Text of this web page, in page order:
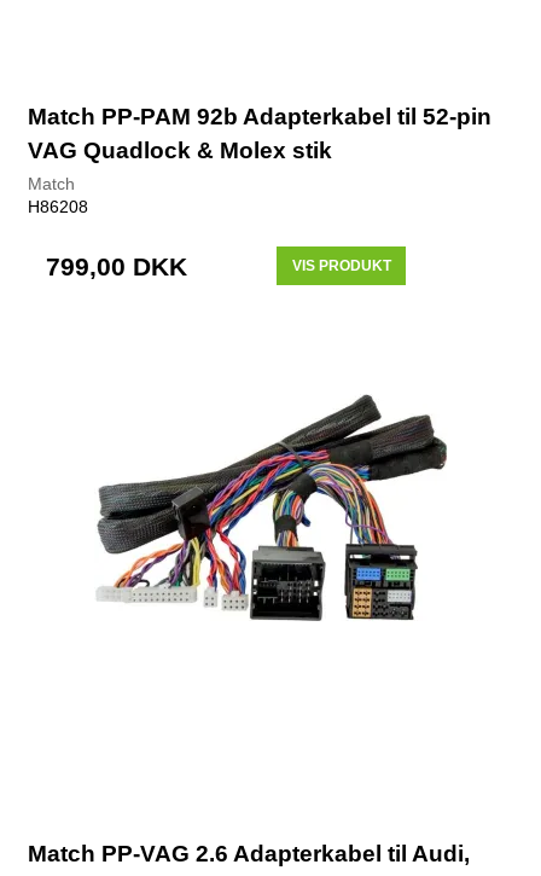
Match PP-PAM 92b Adapterkabel til 52-pin
VAG Quadlock & Molex stik
Match
H86208
799,00 DKK VIS PRODUKT
Match PP-VAG 2.6 Adapterkabel til Audi,